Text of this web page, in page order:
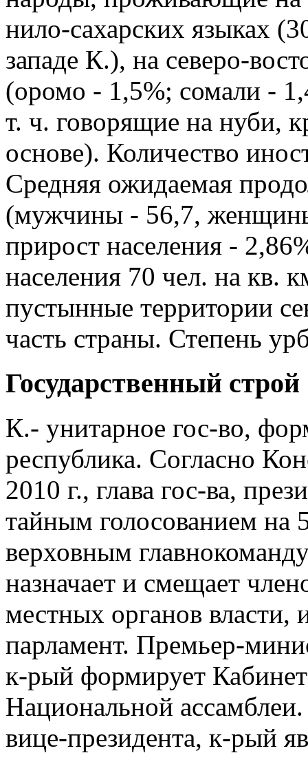
нило-сахарских языках
западе К.), на северо-
(оромо - 1,5%; сомали -
т. ч. говорящие на нуби,
основе). Количество
Средняя ожидаемая
(мужчины - 56,7,
прирост населения -
населения 70 чел. на кв.
пустынные территории
часть страны. Степень
Государственный строй
К.- унитарное гос-во,
республика. Согласно
2010 г., глава гос-ва,
тайным голосованием на
верховным
назначает и смещает
местных органов власти,
парламент. Премьер-
к-рый формирует
Национальной
вице-президента, к-рый